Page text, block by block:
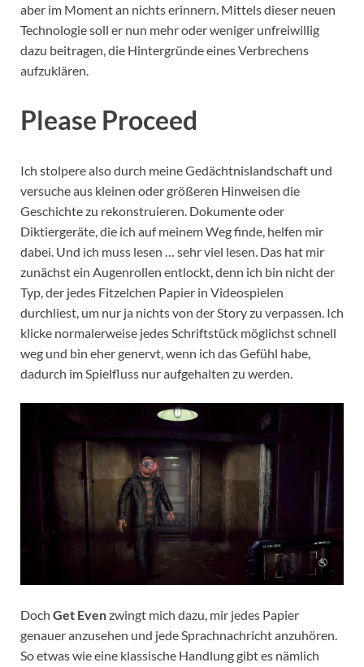
aber im Moment an nichts erinnern. Mittels dieser neuen
Technologie soll er nun mehr oder weniger unfreiwillig
dazu beitragen, die Hintergründe eines Verbrechens
aufzuklären.
Please Proceed
Ich stolpere also durch meine Gedächtnislandschaft und
versuche aus kleinen oder größeren Hinweisen die
Geschichte zu rekonstruieren. Dokumente oder
Diktiergeräte, die ich auf meinem Weg finde, helfen mir
dabei. Und ich muss lesen … sehr viel lesen. Das hat mir
zunächst ein Augenrollen entlockt, denn ich bin nicht der
Typ, der jedes Fitzelchen Papier in Videospielen
durchliest, um nur ja nichts von der Story zu verpassen. Ich
klicke normalerweise jedes Schriftstück möglichst schnell
weg und bin eher genervt, wenn ich das Gefühl habe,
dadurch im Spielfluss nur aufgehalten zu werden.
Doch Get Evenzwingt mich dazu, mir jedes Papier
genauer anzusehen und jede Sprachnachricht anzuhören.
So etwas wie eine klassische Handlung gibt es nämlich